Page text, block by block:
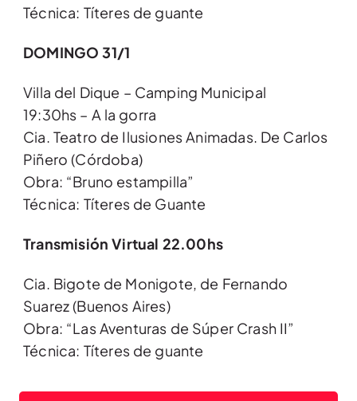
Técnica: Títeres de guante
DOMINGO 31/1
Villa del Dique – Camping Municipal
19:30hs – A la gorra
Cia. Teatro de Ilusiones Animadas. De Carlos
Piñero (Córdoba)
Obra: “Bruno estampilla”
Técnica: Títeres de Guante
Transmisión Virtual 22.00hs
Cia. Bigote de Monigote, de Fernando
Suarez (Buenos Aires)
Obra: “Las Aventuras de Súper Crash II”
Técnica: Títeres de guante